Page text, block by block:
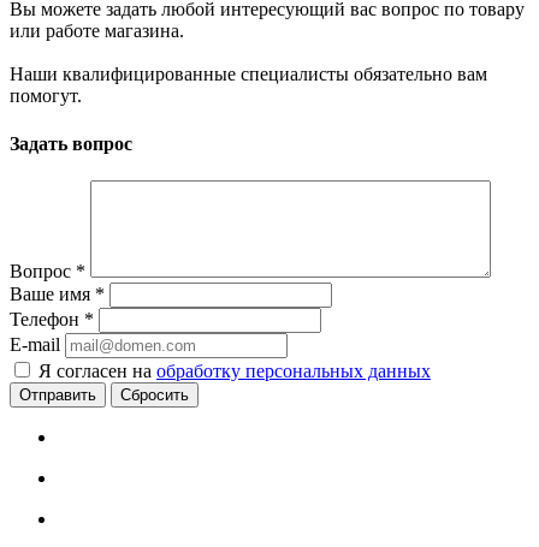
Вы можете задать любой интересующий вас вопрос по товару
или работе магазина.
Наши квалифицированные специалисты обязательно вам
помогут.
Задать вопрос
Вопрос *
Ваше имя *
Телефон *
E-mail
Я согласен на обработку персональных данных
Сбросить